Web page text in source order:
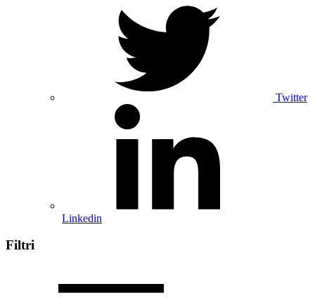
Twitter
Linkedin
Filtri